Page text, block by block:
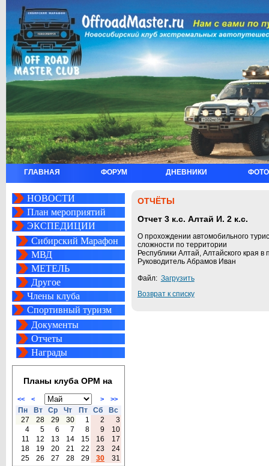
ГЛАВНАЯ ФОРУМ ДНЕВНИКИ ФОТО
НОВОСТИ
План мероприятий
ЭКСПЕДИЦИИ
Сибирский Марафон
МВД
МЕТЕЛЬ
Другое
Члены клуба
Спортивный туризм
Документы
Отчеты
Награды
Планы клуба ОРМ на
<< < > >>
Пн Вт Ср Чт Пт Сб
Вс
27
28 29 30 1 2
3
4
5 6 7 8 9
10
11
12 13 14 15 16
17
18
19 20 21 22 23
24
25
26 27 28 29 30 31
ОТЧЁТЫ
Отчет 3 к.с. Алтай И. 2 к.с.
О прохождении автомобильного
сложности по территории
Республики Алтай, Алтайского края
Руководитель Абрамов Иван
Файл: Загрузить
Возврат к списку